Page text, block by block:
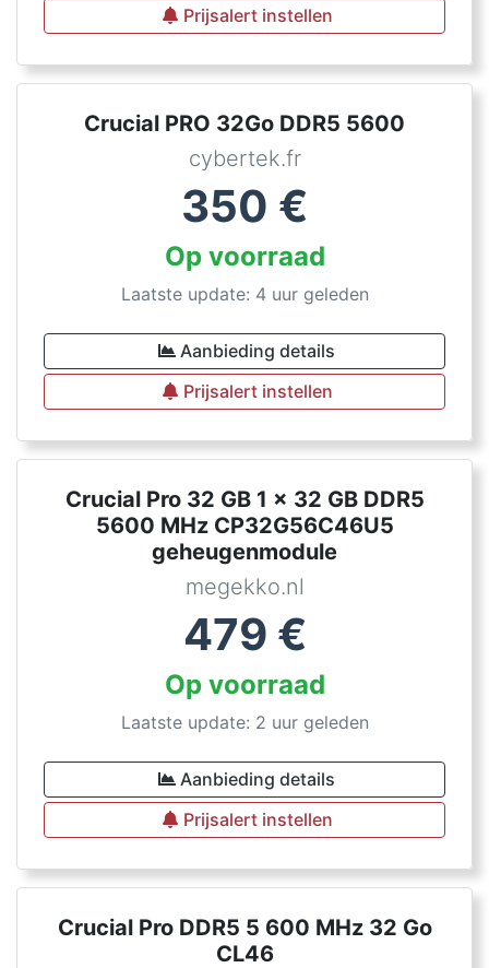
Prijsalert instellen
Crucial PRO 32Go DDR5 5600
cybertek.fr
350 €
Op voorraad
Laatste update: 4 uur geleden
Aanbieding details
Prijsalert instellen
Crucial Pro 32 GB 1 x 32 GB DDR5
5600 MHz CP32G56C46U5
geheugenmodule
megekko.nl
479 €
Op voorraad
Laatste update: 2 uur geleden
Aanbieding details
Prijsalert instellen
Crucial Pro DDR5 5 600 MHz 32 Go
CL46